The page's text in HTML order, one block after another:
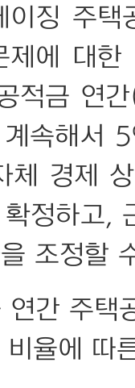
징 주택
에 대
적금 연
속해서
체 경제
정하고,
조정할
간 주택
율에 따